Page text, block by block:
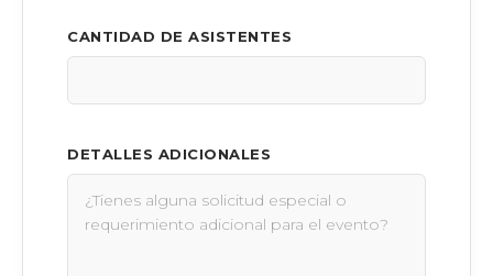
CANTIDAD DE ASISTENTES
DETALLES ADICIONALES